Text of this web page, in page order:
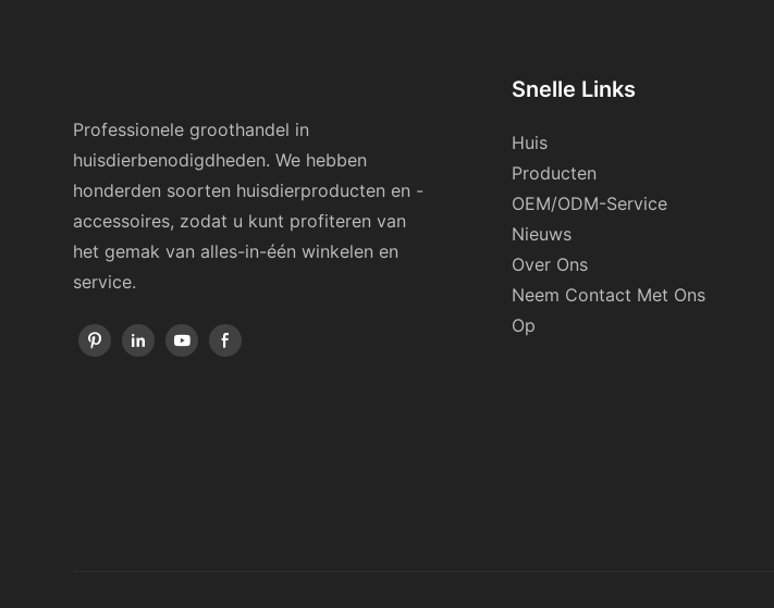
Professionele groothandel in
huisdierbenodigdheden. We hebben
honderden soorten huisdierproducten en -
accessoires, zodat u kunt profiteren van
het gemak van alles-in-één winkelen en
service.
Snelle Links
Huis
Producten
OEM/ODM-Service
Nieuws
Over Ons
Neem Contact Met Ons
Op